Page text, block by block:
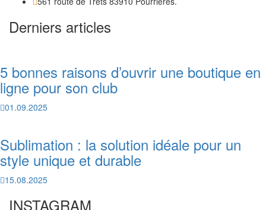
Derniers articles
5 bonnes raisons d’ouvrir une boutique en
ligne pour son club
01.09.2025
Sublimation : la solution idéale pour un
style unique et durable
15.08.2025
INSTAGRAM